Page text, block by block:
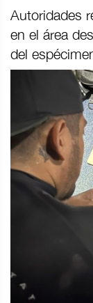
Autoridades
en el área
del